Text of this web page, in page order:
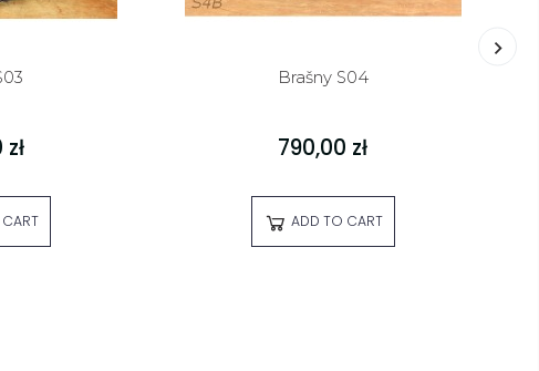
Brašny S04
790,00 zł
ADD TO CART